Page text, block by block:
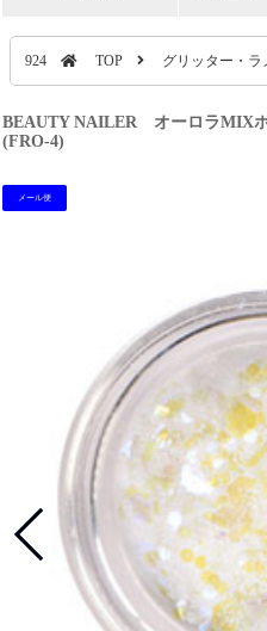
924 TOP グリッター・
BEAUTY NAILER オーロラMIX
(FRO-4)
メール便